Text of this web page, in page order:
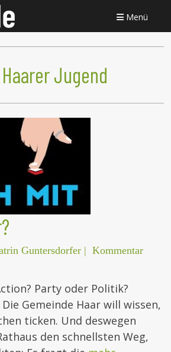
Menü
Haarer Jugend
Guntersdorfer | Kommentar
Party oder Politik?
Gemeinde Haar will wissen,
ticken. Und deswegen
den schnellsten Weg,